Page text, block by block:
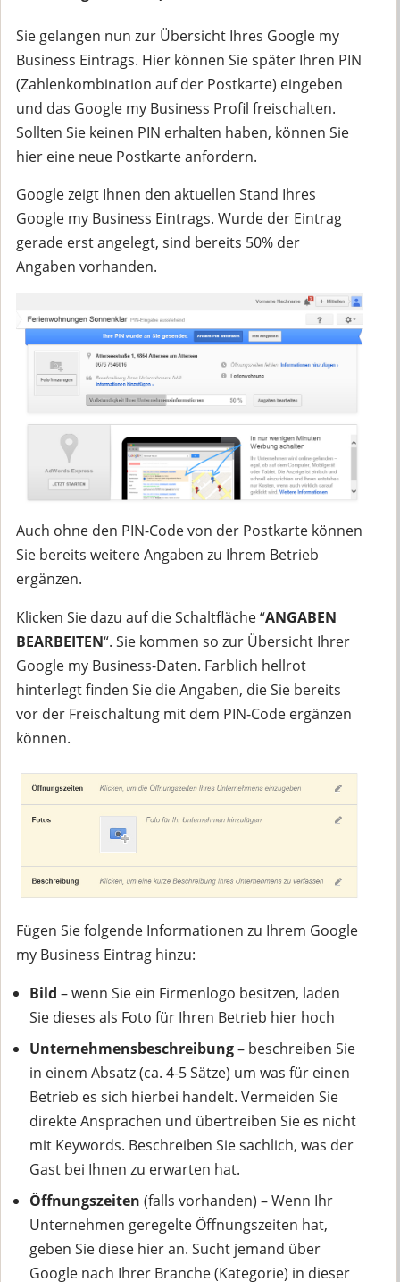
Sie gelangen nun zur Übersicht Ihres Google my
Business Eintrags. Hier können Sie später Ihren PIN
(Zahlenkombination auf der Postkarte) eingeben
und das Google my Business Profil freischalten.
Sollten Sie keinen PIN erhalten haben, können Sie
hier eine neue Postkarte anfordern.
Google zeigt Ihnen den aktuellen Stand Ihres
Google my Business Eintrags. Wurde der Eintrag
gerade erst angelegt, sind bereits 50% der
Angaben vorhanden.
Auch ohne den PIN-Code von der Postkarte können
Sie bereits weitere Angaben zu Ihrem Betrieb
ergänzen.
Klicken Sie dazu auf die Schaltfläche “ANGABEN
BEARBEITEN“. Sie kommen so zur Übersicht Ihrer
Google my Business-Daten. Farblich hellrot
hinterlegt finden Sie die Angaben, die Sie bereits
vor der Freischaltung mit dem PIN-Code ergänzen
können.
Fügen Sie folgende Informationen zu Ihrem Google
my Business Eintrag hinzu:
Bild – wenn Sie ein Firmenlogo besitzen, laden
Sie dieses als Foto für Ihren Betrieb hier hoch
Unternehmensbeschreibung– beschreiben Sie
in einem Absatz (ca. 4-5 Sätze) um was für einen
Betrieb es sich hierbei handelt. Vermeiden Sie
direkte Ansprachen und übertreiben Sie es nicht
mit Keywords. Beschreiben Sie sachlich, was der
Gast bei Ihnen zu erwarten hat.
Öffnungszeiten (falls vorhanden) – Wenn Ihr
Unternehmen geregelte Öffnungszeiten hat,
geben Sie diese hier an. Sucht jemand über
Google nach Ihrer Branche (Kategorie) in dieser